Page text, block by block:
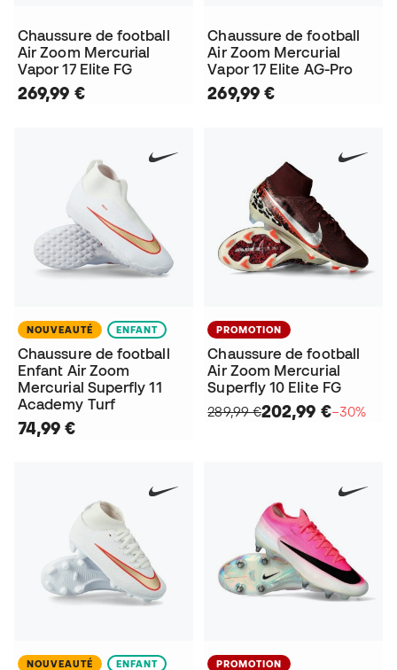
Chaussure de football
Air Zoom Mercurial
Vapor 17 Elite FG
269,99 €
Chaussure de football
Air Zoom Mercurial
Vapor 17 Elite AG-Pro
269,99 €
NOUVEAUTÉ ENFANT
Chaussure de football
Enfant Air Zoom
Mercurial Superfly 11
Academy Turf
74,99 €
PROMOTION
Chaussure de football
Air Zoom Mercurial
Superfly 10 Elite FG
289,99 €202,99 €−30%
NOUVEAUTÉ ENFANT PROMOTION